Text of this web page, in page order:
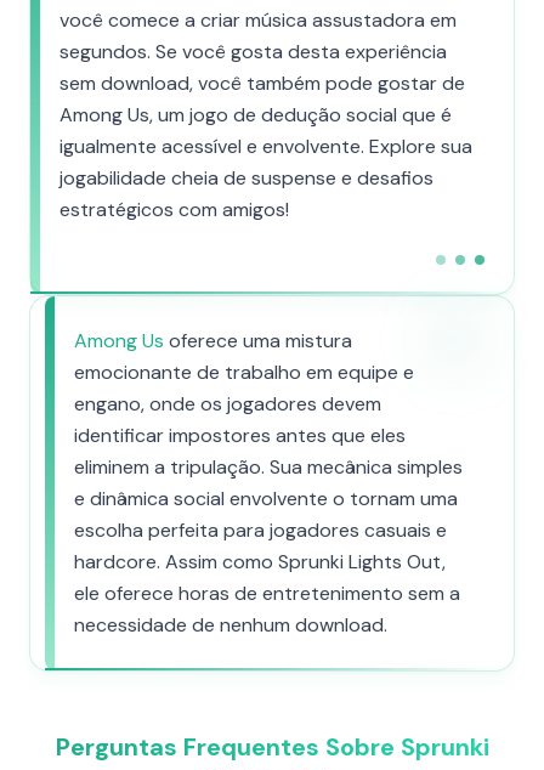
você comece a criar música assustadora em
segundos. Se você gosta desta experiência
sem download, você também pode gostar de
Among Us, um jogo de dedução social que é
igualmente acessível e envolvente. Explore sua
jogabilidade cheia de suspense e desafios
estratégicos com amigos!
Among Us oferece uma mistura
emocionante de trabalho em equipe e
engano, onde os jogadores devem
identificar impostores antes que eles
eliminem a tripulação. Sua mecânica simples
e dinâmica social envolvente o tornam uma
escolha perfeita para jogadores casuais e
hardcore. Assim como Sprunki Lights Out,
ele oferece horas de entretenimento sem a
necessidade de nenhum download.
Perguntas Frequentes Sobre Sprunki